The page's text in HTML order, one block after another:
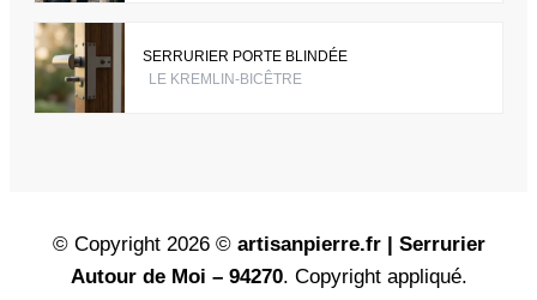
SERRURIER PORTE BLINDÉE
LE KREMLIN-BICÊTRE
© Copyright 2026 © artisanpierre.fr | Serrurier
Autour de Moi – 94270. Copyright appliqué.